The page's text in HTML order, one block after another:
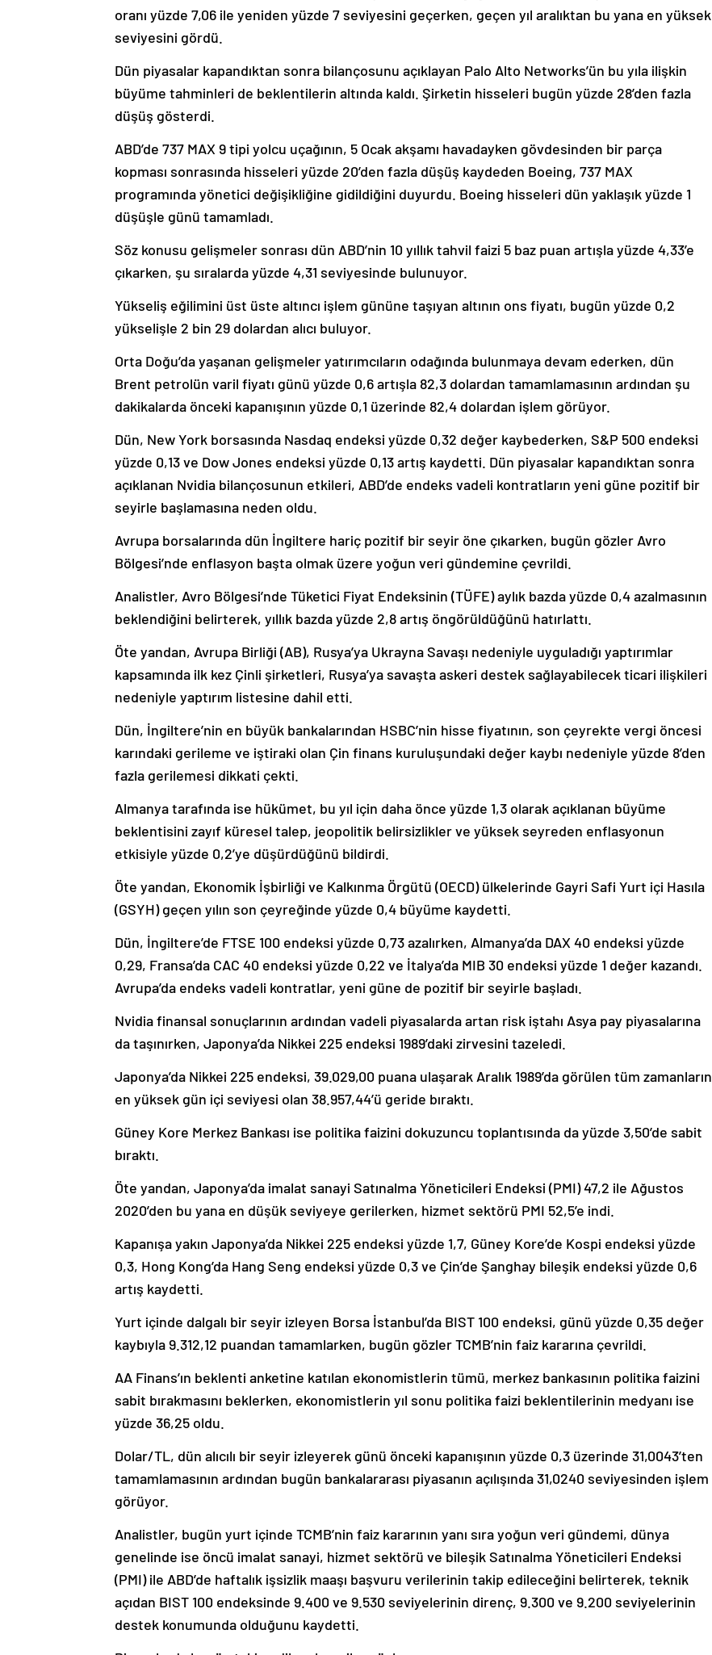
oranı yüzde 7,06 ile yeniden yüzde 7 seviyesini geçerken, geçen yıl aralıktan bu yana en yüksek
seviyesini gördü.
Dün piyasalar kapandıktan sonra bilançosunu açıklayan Palo Alto Networks’ün bu yıla ilişkin
büyüme tahminleri de beklentilerin altında kaldı. Şirketin hisseleri bugün yüzde 28’den fazla
düşüş gösterdi.
ABD’de 737 MAX 9 tipi yolcu uçağının, 5 Ocak akşamı havadayken gövdesinden bir parça
kopması sonrasında hisseleri yüzde 20’den fazla düşüş kaydeden Boeing, 737 MAX
programında yönetici değişikliğine gidildiğini duyurdu. Boeing hisseleri dün yaklaşık yüzde 1
düşüşle günü tamamladı.
Söz konusu gelişmeler sonrası dün ABD’nin 10 yıllık tahvil faizi 5 baz puan artışla yüzde 4,33’e
çıkarken, şu sıralarda yüzde 4,31 seviyesinde bulunuyor.
Yükseliş eğilimini üst üste altıncı işlem gününe taşıyan altının ons fiyatı, bugün yüzde 0,2
yükselişle 2 bin 29 dolardan alıcı buluyor.
Orta Doğu’da yaşanan gelişmeler yatırımcıların odağında bulunmaya devam ederken, dün
Brent petrolün varil fiyatı günü yüzde 0,6 artışla 82,3 dolardan tamamlamasının ardından şu
dakikalarda önceki kapanışının yüzde 0,1 üzerinde 82,4 dolardan işlem görüyor.
Dün, New York borsasında Nasdaq endeksi yüzde 0,32 değer kaybederken, S&P 500 endeksi
yüzde 0,13 ve Dow Jones endeksi yüzde 0,13 artış kaydetti. Dün piyasalar kapandıktan sonra
açıklanan Nvidia bilançosunun etkileri, ABD’de endeks vadeli kontratların yeni güne pozitif bir
seyirle başlamasına neden oldu.
Avrupa borsalarında dün İngiltere hariç pozitif bir seyir öne çıkarken, bugün gözler Avro
Bölgesi’nde enflasyon başta olmak üzere yoğun veri gündemine çevrildi.
Analistler, Avro Bölgesi’nde Tüketici Fiyat Endeksinin (TÜFE) aylık bazda yüzde 0,4 azalmasının
beklendiğini belirterek, yıllık bazda yüzde 2,8 artış öngörüldüğünü hatırlattı.
Öte yandan, Avrupa Birliği (AB), Rusya’ya Ukrayna Savaşı nedeniyle uyguladığı yaptırımlar
kapsamında ilk kez Çinli şirketleri, Rusya’ya savaşta askeri destek sağlayabilecek ticari ilişkileri
nedeniyle yaptırım listesine dahil etti.
Dün, İngiltere’nin en büyük bankalarından HSBC’nin hisse fiyatının, son çeyrekte vergi öncesi
karındaki gerileme ve iştiraki olan Çin finans kuruluşundaki değer kaybı nedeniyle yüzde 8’den
fazla gerilemesi dikkati çekti.
Almanya tarafında ise hükümet, bu yıl için daha önce yüzde 1,3 olarak açıklanan büyüme
beklentisini zayıf küresel talep, jeopolitik belirsizlikler ve yüksek seyreden enflasyonun
etkisiyle yüzde 0,2’ye düşürdüğünü bildirdi.
Öte yandan, Ekonomik İşbirliği ve Kalkınma Örgütü (OECD) ülkelerinde Gayri Safi Yurt içi Hasıla
(GSYH) geçen yılın son çeyreğinde yüzde 0,4 büyüme kaydetti.
Dün, İngiltere’de FTSE 100 endeksi yüzde 0,73 azalırken, Almanya’da DAX 40 endeksi yüzde
0,29, Fransa’da CAC 40 endeksi yüzde 0,22 ve İtalya’da MIB 30 endeksi yüzde 1 değer kazandı.
Avrupa’da endeks vadeli kontratlar, yeni güne de pozitif bir seyirle başladı.
Nvidia finansal sonuçlarının ardından vadeli piyasalarda artan risk iştahı Asya pay piyasalarına
da taşınırken, Japonya’da Nikkei 225 endeksi 1989’daki zirvesini tazeledi.
Japonya’da Nikkei 225 endeksi, 39.029,00 puana ulaşarak Aralık 1989’da görülen tüm zamanların
en yüksek gün içi seviyesi olan 38.957,44’ü geride bıraktı.
Güney Kore Merkez Bankası ise politika faizini dokuzuncu toplantısında da yüzde 3,50’de sabit
bıraktı.
Öte yandan, Japonya’da imalat sanayi Satınalma Yöneticileri Endeksi (PMI) 47,2 ile Ağustos
2020’den bu yana en düşük seviyeye gerilerken, hizmet sektörü PMI 52,5’e indi.
Kapanışa yakın Japonya’da Nikkei 225 endeksi yüzde 1,7, Güney Kore’de Kospi endeksi yüzde
0,3, Hong Kong’da Hang Seng endeksi yüzde 0,3 ve Çin’de Şanghay bileşik endeksi yüzde 0,6
artış kaydetti.
Yurt içinde dalgalı bir seyir izleyen Borsa İstanbul’da BIST 100 endeksi, günü yüzde 0,35 değer
kaybıyla 9.312,12 puandan tamamlarken, bugün gözler TCMB’nin faiz kararına çevrildi.
AA Finans’ın beklenti anketine katılan ekonomistlerin tümü, merkez bankasının politika faizini
sabit bırakmasını beklerken, ekonomistlerin yıl sonu politika faizi beklentilerinin medyanı ise
yüzde 36,25 oldu.
Dolar/TL, dün alıcılı bir seyir izleyerek günü önceki kapanışının yüzde 0,3 üzerinde 31,0043’ten
tamamlamasının ardından bugün bankalararası piyasanın açılışında 31,0240 seviyesinden işlem
görüyor.
Analistler, bugün yurt içinde TCMB’nin faiz kararının yanı sıra yoğun veri gündemi, dünya
genelinde ise öncü imalat sanayi, hizmet sektörü ve bileşik Satınalma Yöneticileri Endeksi
(PMI) ile ABD’de haftalık işsizlik maaşı başvuru verilerinin takip edileceğini belirterek, teknik
açıdan BIST 100 endeksinde 9.400 ve 9.530 seviyelerinin direnç, 9.300 ve 9.200 seviyelerinin
destek konumunda olduğunu kaydetti.